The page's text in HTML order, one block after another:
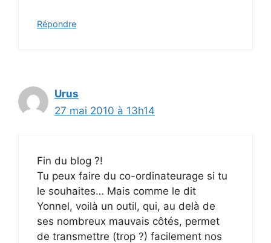
Répondre
Urus
27 mai 2010 à 13h14
Fin du blog ?!
Tu peux faire du co-ordinateurage si tu
le souhaites… Mais comme le dit
Yonnel, voilà un outil, qui, au delà de
ses nombreux mauvais côtés, permet
de transmettre (trop ?) facilement nos